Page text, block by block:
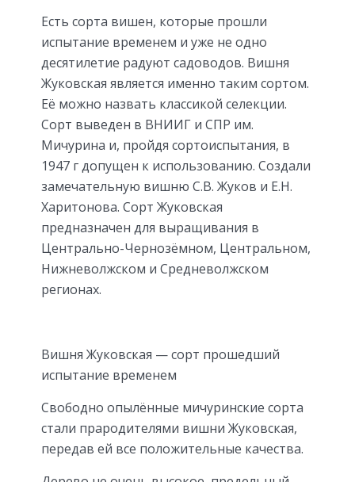
Есть сорта вишен, которые прошли
испытание временем и уже не одно
десятилетие радуют садоводов. Вишня
Жуковская является именно таким сортом.
Её можно назвать классикой селекции.
Сорт выведен в ВНИИГ и СПР им.
Мичурина и, пройдя сортоиспытания, в
1947 г допущен к использованию. Создали
замечательную вишню С.В. Жуков и Е.Н.
Харитонова. Сорт Жуковская
предназначен для выращивания в
Центрально-Чернозёмном, Центральном,
Нижневолжском и Средневолжском
регионах.
Вишня Жуковская — сорт прошедший
испытание временем
Свободно опылённые мичуринские сорта
стали прародителями вишни Жуковская,
передав ей все положительные качества.